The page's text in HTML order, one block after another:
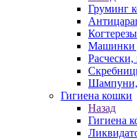
Груминг
Когтерезы
Машинки
Гигиена кошки
Назад
Гигиена